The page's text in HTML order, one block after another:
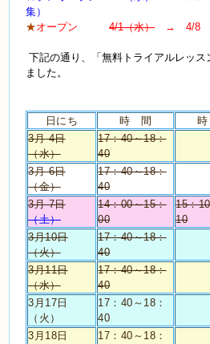
集）
★オープン4/1（水）→ 4/8 （
下記の通り、「無料トライアルレッス
ました。
日にち 時 間
3月 4日
（水）
17：40～18：
40
3月 6日
（金）
17：40～18：
40
3月 7日
（土）
14：00～15：
00
15：
10
3月10日
（火）
17：40～18：
40
3月11日
（水）
17：40～18：
40
3月17日
（火）
17：40～18：
40
3月18日
17：40～18：